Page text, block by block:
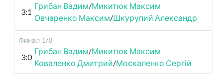
3:1
Грибан Вадим/Микитюк Максим
Овчаренко Максим/Шкурупий Александр
Финал 1/8
3:0
Грибан Вадим/Микитюк Максим
Коваленко Дмитрий/Москаленко Сергій